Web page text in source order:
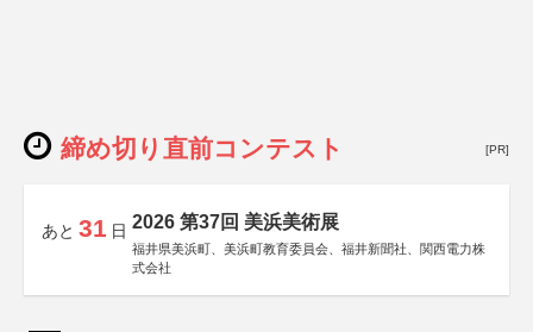
締め切り直前コンテスト [PR]
あと 31 日 2026 第37回 美浜美術展
福井県美浜町、美浜町教育委員会、福井新聞社、関西電力株
式会社